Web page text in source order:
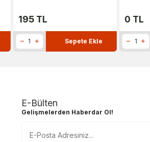
195TL
Sepete Ekle
0 TL
E-Bülten
Gelişmelerden Haberdar Ol!